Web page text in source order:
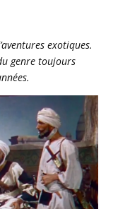
exotiques.
genre toujours